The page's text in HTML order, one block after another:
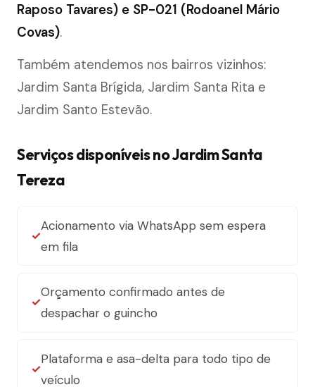
Raposo Tavares) e SP-021 (Rodoanel Mário
Covas).
Também atendemos nos bairros vizinhos:
Jardim Santa Brígida, Jardim Santa Rita e
Jardim Santo Estevão.
Serviços disponíveis no Jardim Santa
Tereza
Acionamento via WhatsApp sem espera
em fila
Orçamento confirmado antes de
despachar o guincho
Plataforma e asa-delta para todo tipo de
veículo